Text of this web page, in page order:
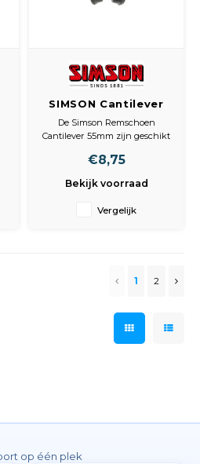
SIMSON Cantilever
remschoen 55mm.
De Simson Remschoen
Cantilever 55mm zijn geschikt
remsysteem en worden
€8,75
Bekijk voorraad
Vergelijk
1 2
op één plek